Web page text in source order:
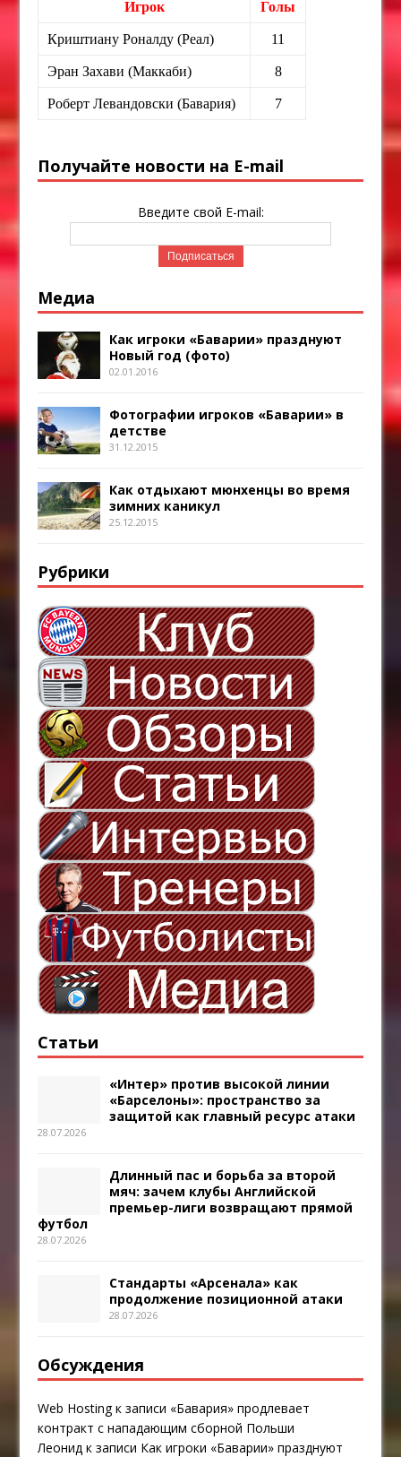
Игрок Голы
Криштиану Роналду (Реал) 11
Эран Захави (Маккаби) 8
Роберт Левандовски (Бавария) 7
Получайте новости на E-mail
Введите свой E-mail:
Медиа
Как игроки «Баварии» празднуют
Новый год (фото)
02.01.2016
Фотографии игроков «Баварии» в
детстве
31.12.2015
Как отдыхают мюнхенцы во время
зимних каникул
25.12.2015
Рубрики
Статьи
«Интер» против высокой линии
«Барселоны»: пространство за
защитой как главный ресурс атаки
28.07.2026
Длинный пас и борьба за второй
мяч: зачем клубы Английской
премьер-лиги возвращают прямой
футбол
28.07.2026
Стандарты «Арсенала» как
продолжение позиционной атаки
28.07.2026
Обсуждения
Web Hostingк записи «Бавария» продлевает
контракт с нападающим сборной Польши
Леонид к записи Как игроки «Баварии» празднуют